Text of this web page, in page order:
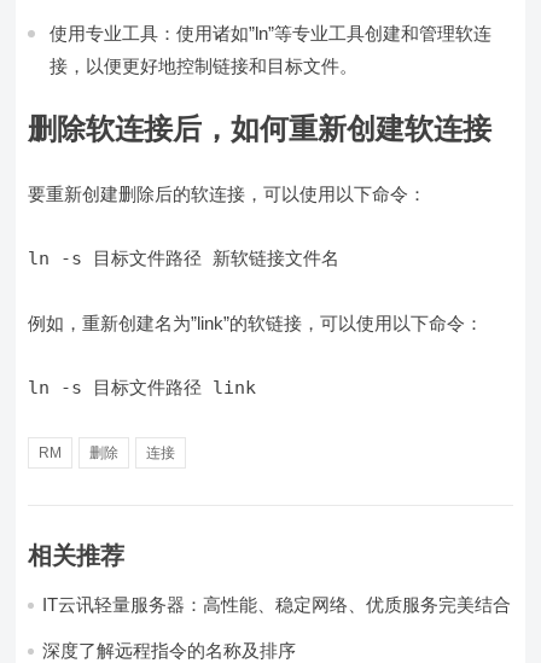
使用专业工具：使用诸如”ln”等专业工具创建和管理软连
接，以便更好地控制链接和目标文件。
删除软连接后，如何重新创建软连接
要重新创建删除后的软连接，可以使用以下命令：
例如，重新创建名为”link”的软链接，可以使用以下命令：
RM 删除 连接
相关推荐
IT云讯轻量服务器：高性能、稳定网络、优质服务完美结合
深度了解远程指令的名称及排序